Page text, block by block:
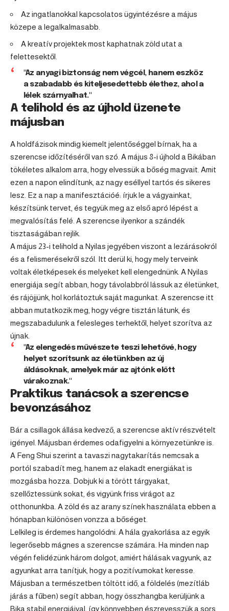
Az ingatlanokkal kapcsolatos ügyintézésre a május
közepe a legalkalmasabb.
A kreatív projektek most kaphatnak zöld utat a
felettesektől.
"Az anyagi biztonság nem végcél, hanem eszköz
a szabadabb és kiteljesedettebb élethez, ahol a
lélek szárnyalhat."
A telihold és az újhold üzenete
májusban
A holdfázisok mindig kiemelt jelentőséggel bírnak, ha a
szerencse időzítéséről van szó. A május 8-i újhold a Bikában
tökéletes alkalom arra, hogy elvessük a bőség magvait. Amit
ezen a napon elindítunk, az nagy eséllyel tartós és sikeres
lesz. Ez a nap a manifesztációé: írjuk le a vágyainkat,
készítsünk tervet, és tegyük meg az első apró lépést a
megvalósítás felé. A szerencse ilyenkor a szándék
tisztaságában rejlik.
A május 23-i telihold a Nyilas jegyében viszont a lezárásokról
és a felismerésekről szól. Itt derül ki, hogy mely terveink
voltak életképesek és melyeket kell elengednünk. A Nyilas
energiája segít abban, hogy távolabbról lássuk az életünket,
és rájöjjünk, hol korlátoztuk saját magunkat. A szerencse itt
abban mutatkozik meg, hogy végre tisztán látunk, és
megszabadulunk a felesleges terhektől, helyet szorítva az
újnak.
"Az elengedés művészete teszi lehetővé, hogy
helyet szorítsunk az életünkben az új
áldásoknak, amelyek már az ajtónk előtt
várakoznak."
Praktikus tanácsok a szerencse
bevonzásához
Bár a csillagok állása kedvező, a szerencse aktív részvételt
igényel. Májusban érdemes odafigyelni a környezetünkre is.
A Feng Shui szerint a tavaszi nagytakarítás nemcsak a
portól szabadít meg, hanem az elakadt energiákat is
mozgásba hozza. Dobjuk ki a törött tárgyakat,
szellőztessünk sokat, és vigyünk friss virágot az
otthonunkba. A zöld és az arany színek használata ebben a
hónapban különösen vonzza a bőséget.
Lelkileg is érdemes hangolódni. A hála gyakorlása az egyik
legerősebb mágnes a szerencse számára. Ha minden nap
végén felidézünk három dolgot, amiért hálásak vagyunk, az
agyunkat arra tanítjuk, hogy a pozitívumokat keresse.
Májusban a természetben töltött idő, a földelés (mezítláb
járás a fűben) segít abban, hogy összhangba kerüljünk a
Bika stabil energiáival, így könnyebben észrevesszük a sors